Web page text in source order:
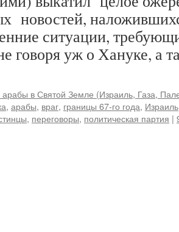
новостей,
ситуации,
говоря уж о Хануке, а
в Святой Земле (Израиль, Газа,
, арабы, враг, границы 67-го года, Израиль
, переговоры, политическая партия |